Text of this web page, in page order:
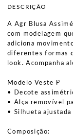
DESCRIÇÃO
A Agr Blusa
com modelagem
adiciona
diferentes formas
look. Acompanha
Modelo Veste P
• Decote
• Alça removível
• Silhueta
Composição: